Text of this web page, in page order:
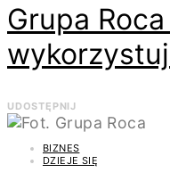
Grupa
UDOSTĘPNIJ
BIZNES
DZIEJE SIĘ